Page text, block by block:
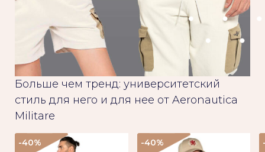
Больше чем тренд: университетский
стиль для него и для нее от Aeronautica
Militare
-40% -40%